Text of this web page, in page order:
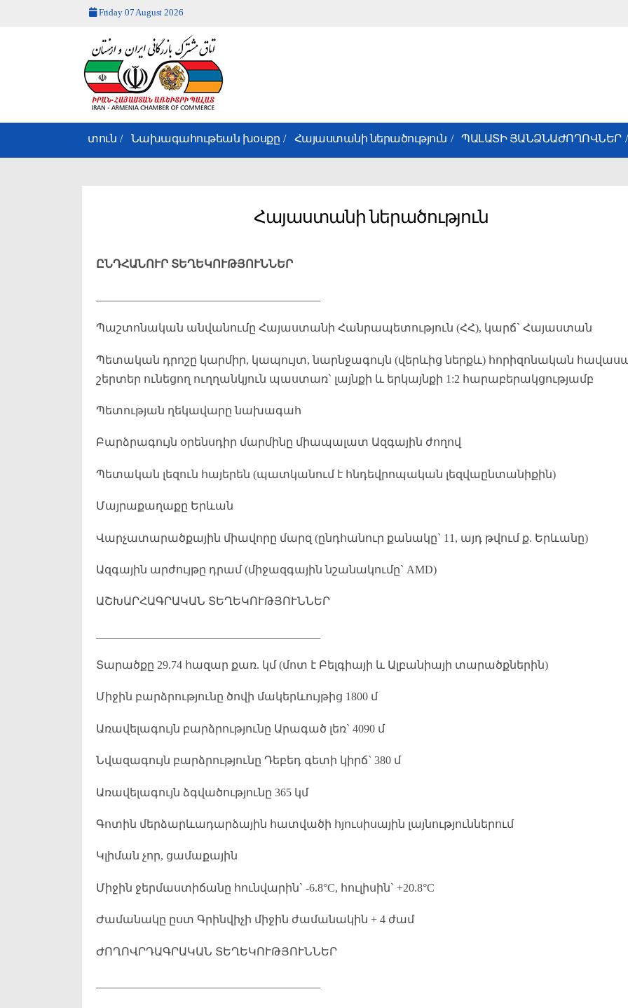
Friday 07 August 2026
Պալատի
տուն Նախագահութեան խօսքը Հայաստանի ներածություն ՊԱԼԱՏԻ ՅԱՆՁՆԱԺՈՂՈՎՆԵՐ
Հայաստանի ներածություն
ԸՆԴՀԱՆՈՒՐ ՏԵՂԵԿՈՒԹՅՈՒՆՆԵՐ
Պաշտոնական անվանումը Հայաստանի Հանրապետություն (ՀՀ), կարճ` Հայաստան
Պետական դրոշը կարմիր, կապույտ, նարնջագույն (վերևից ներքև) հորիզոնական
շերտեր ունեցող ուղղանկյուն պաստառ` լայնքի և երկայնքի 1:2 հարաբերակցությամբ
Պետության ղեկավարը նախագահ
Բարձրագույն օրենսդիր մարմինը միապալատ Ազգային ժողով
Պետական լեզուն հայերեն (պատկանում է հնդեվրոպական լեզվաընտանիքին)
Մայրաքաղաքը Երևան
Վարչատարածքային միավորը մարզ (ընդհանուր քանակը` 11, այդ թվում ք. Երևանը)
Ազգային արժույթը դրամ (միջազգային նշանակումը` AMD)
ԱՇԽԱՐՀԱԳՐԱԿԱՆ ՏԵՂԵԿՈՒԹՅՈՒՆՆԵՐ
Տարածքը 29.74 հազար քառ. կմ (մոտ է Բելգիայի և Ալբանիայի տարածքներին)
Միջին բարձրությունը ծովի մակերևույթից 1800 մ
Առավելագույն բարձրությունը Արագած լեռ` 4090 մ
Նվազագույն բարձրությունը Դեբեդ գետի կիրճ` 380 մ
Առավելագույն ձգվածությունը 365 կմ
Գոտին մերձարևադարձային հատվածի հյուսիսային լայնություններում
Կլիման չոր, ցամաքային
Միջին ջերմաստիճանը հունվարին` -6.8°C, հուլիսին` +20.8°C
Ժամանակը ըստ Գրինվիչի միջին ժամանակին + 4 ժամ
ԺՈՂՈՎՐԴԱԳՐԱԿԱՆ ՏԵՂԵԿՈՒԹՅՈՒՆՆԵՐ